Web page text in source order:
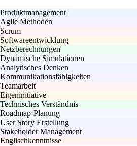
Produktmanagement
Agile Methoden
Scrum
Softwareentwicklung
Netzberechnungen
Dynamische Simulationen
Analytisches Denken
Kommunikationsfähigkeiten
Teamarbeit
Eigeninitiative
Technisches Verständnis
Roadmap-Planung
User Story Erstellung
Stakeholder Management
Englischkenntnisse